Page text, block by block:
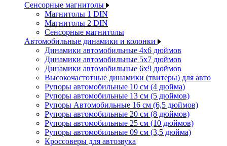
Сенсорные магнитолы
Магнитолы 1 DIN
Магнитолы 2 DIN
Сенсорные магнитолы
Автомобильные динамики и колонки
Динамики автомобильные 4x6 дюймов
Динамики автомобильные 5x7 дюймов
Динамики автомобильные 6x9 дюймов
Высокочастотные динамики (твитеры) для авто
Рупоры автомобильные 10 см (4 дюйма)
Рупоры автомобильные 13 см (5 дюймов)
Рупоры Автомобильные 16 см (6,5 дюймов)
Рупоры автомобильные 20 см (8 дюймов)
Рупоры автомобильные 25 см (10 дюймов)
Рупоры автомобильные 09 см (3,5 дюйма)
Кроссоверы для автозвука